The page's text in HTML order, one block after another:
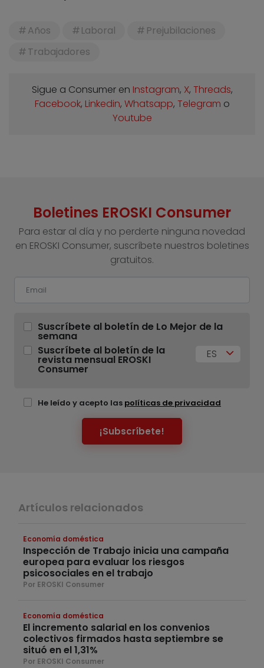
Años Laboral
Prejubilaciones
Trabajadores
Sigue a Consumer en Instagram, X, Threads,
Facebook, Linkedin, Whatsapp, Telegram o
Youtube
Boletines EROSKI Consumer
Para estar al día y no perderte ninguna novedad
en EROSKI Consumer, suscríbete nuestros boletines
gratuitos.
Suscríbete al boletín de Lo Mejor de la
semana
Suscríbete al boletín de la
revista mensual EROSKI
Consumer
ES
He leído y acepto las políticas de privacidad
¡Subscríbete!
Artículos relacionados
Economía doméstica
Inspección de Trabajo inicia una campaña
europea para evaluar los riesgos
psicosociales en el trabajo
Por EROSKI Consumer
Economía doméstica
El incremento salarial en los convenios
colectivos firmados hasta septiembre se
situó en el 1,31%
Por EROSKI Consumer